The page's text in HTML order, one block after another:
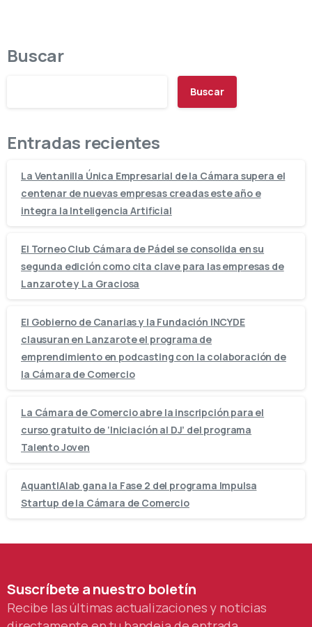
Buscar
Buscar
Entradas recientes
La Ventanilla Única Empresarial de la Cámara supera el
centenar de nuevas empresas creadas este año e
integra la Inteligencia Artificial
El Torneo Club Cámara de Pádel se consolida en su
segunda edición como cita clave para las empresas de
Lanzarote y La Graciosa
El Gobierno de Canarias y la Fundación INCYDE
clausuran en Lanzarote el programa de
emprendimiento en podcasting con la colaboración de
la Cámara de Comercio
La Cámara de Comercio abre la inscripción para el
curso gratuito de ‘Iniciación al DJ’ del programa
Talento Joven
AquantIAlab gana la Fase 2 del programa Impulsa
Startup de la Cámara de Comercio
Suscríbeteanuestro boletín
Recibe las últimas actualizaciones y noticias